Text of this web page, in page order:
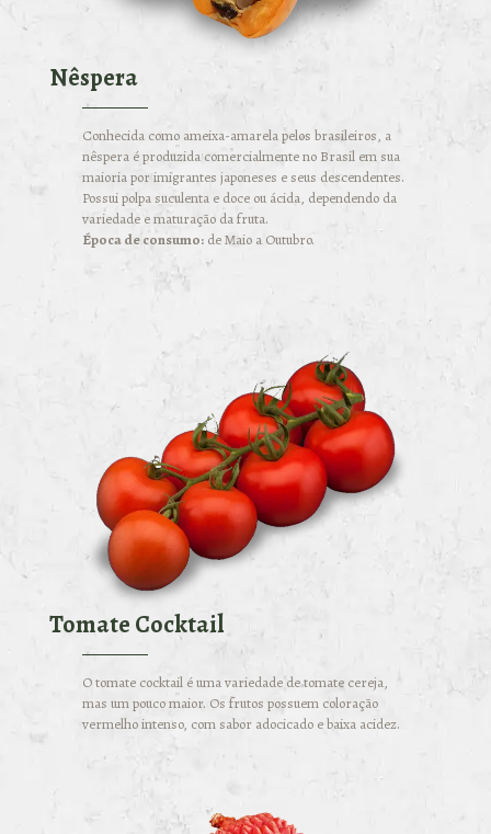
Nêspera
Conhecida como ameixa-amarela pelos brasileiros, a
nêspera é produzida comercialmente no Brasil em sua
maioria por imigrantes japoneses e seus descendentes.
Possui polpa suculenta e doce ou ácida, dependendo da
variedade e maturação da fruta.
Época de consumo: de Maio a Outubro.
Tomate Cocktail
O tomate cocktail é uma variedade de tomate cereja,
mas um pouco maior. Os frutos possuem coloração
vermelho intenso, com sabor adocicado e baixa acidez.